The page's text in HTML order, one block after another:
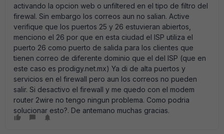
activando la opcion web o unfiltered en el tipo de filtro del
firewal. Sin embargo los correos aun no salian. Active
verifique que los puertos 25 y 26 estuvieran abiertos,
menciono el 26 por que en esta ciudad el ISP utiliza el
puerto 26 como puerto de salida para los clientes que
tienen correo de diferente dominio que el del ISP (que en
este caso es prodigy.net.mx) Ya di de alta puertos y
servicios en el firewall pero aun los correos no pueden
salir. Si desactivo el firewall y me quedo con el modem
router 2wire no tengo ningun problema. Como podria
solucionar esto?. De antemano muchas gracias.